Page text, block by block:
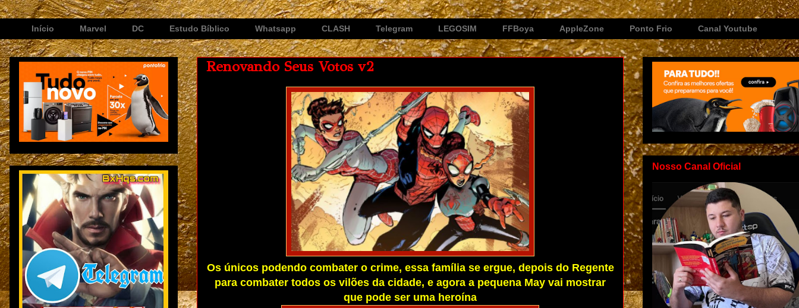
Início Marvel DC Estudo Bíblico Whatsapp CLASH Telegram LEGOSIM FFBoya AppleZone Ponto Frio Canal Youtube
Renovando Seus Votos v2
Os únicos podendo combater o crime, essa família se ergue, depois do Regente
para combater todos os vilões da cidade, e agora a pequena May vai mostrar
que pode ser uma heroína
Nosso Canal Oficial